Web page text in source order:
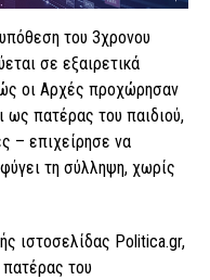
του 3χρονου
σε εξαιρετικά
οι Αρχές προχώρησαν
πατέρας του παιδιού,
– επιχείρησε να
τη σύλληψη, χωρίς
ιστοσελίδας Politica.gr,
του